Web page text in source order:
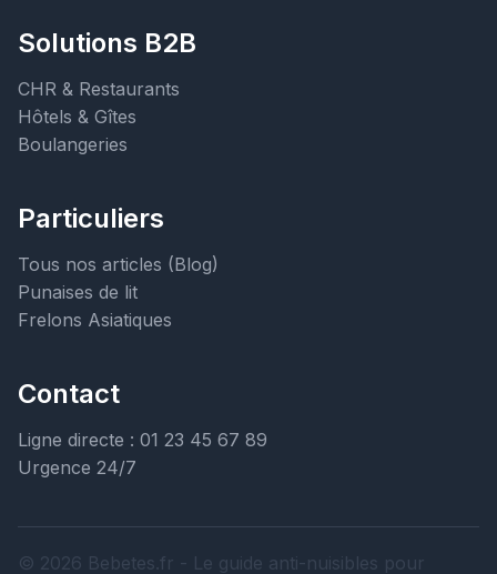
Solutions B2B
CHR & Restaurants
Hôtels & Gîtes
Boulangeries
Particuliers
Tous nos articles (Blog)
Punaises de lit
Frelons Asiatiques
Contact
Ligne directe : 01 23 45 67 89
Urgence 24/7
© 2026 Bebetes.fr - Le guide anti-nuisibles pour